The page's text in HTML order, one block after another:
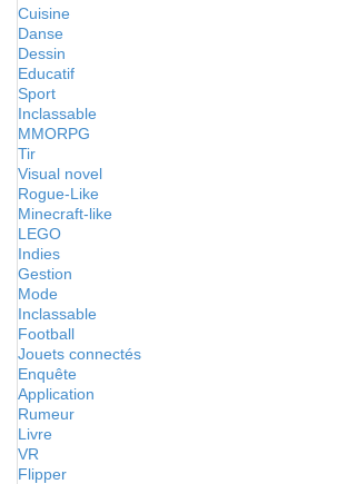
Cuisine
Danse
Dessin
Educatif
Sport
Inclassable
MMORPG
Tir
Visual novel
Rogue-Like
Minecraft-like
LEGO
Indies
Gestion
Mode
Inclassable
Football
Jouets connectés
Enquête
Application
Rumeur
Livre
VR
Flipper